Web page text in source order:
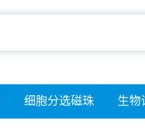
细胞分选磁珠 生物